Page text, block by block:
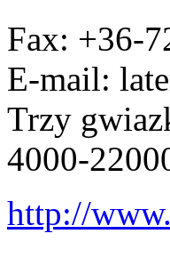
Fax: +36-
E-mail:
Trzy
4000-
http://